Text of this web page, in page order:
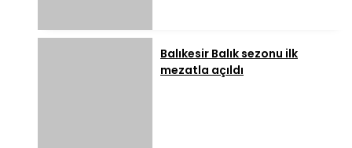
Balıkesir Balık sezonu ilk
mezatla açıldı